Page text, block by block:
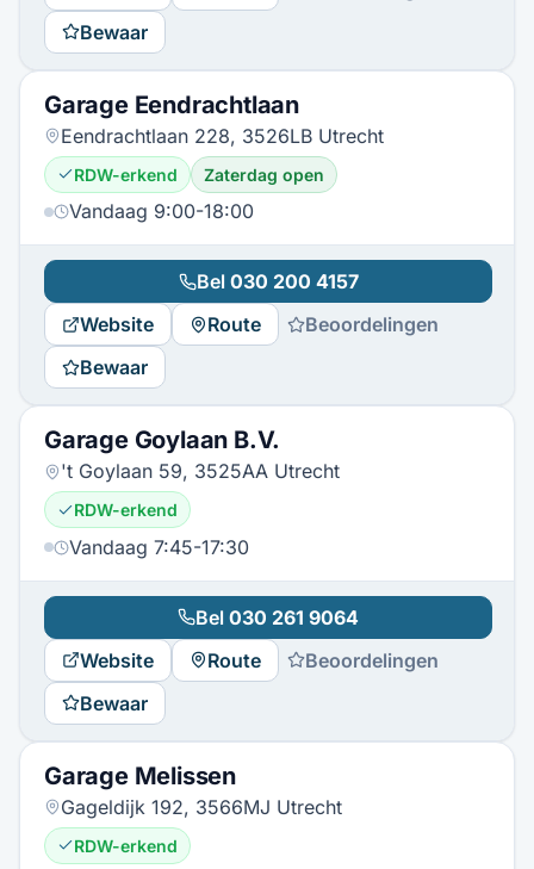
Bewaar
Garage Eendrachtlaan
Eendrachtlaan 228, 3526LB Utrecht
RDW-erkend Zaterdag open
Vandaag 9:00-18:00
Bel 030 200 4157
Website
Route
Beoordelingen
Bewaar
Garage Goylaan B.V.
't Goylaan 59, 3525AA Utrecht
RDW-erkend
Vandaag 7:45-17:30
Bel 030 261 9064
Website
Route
Beoordelingen
Bewaar
Garage Melissen
Gageldijk 192, 3566MJ Utrecht
RDW-erkend